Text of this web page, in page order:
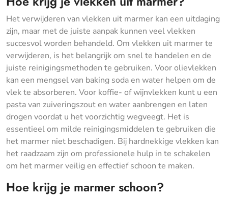
Het verwijderen van vlekken uit marmer kan een uitdaging
zijn, maar met de juiste aanpak kunnen veel vlekken
succesvol worden behandeld. Om vlekken uit marmer te
verwijderen, is het belangrijk om snel te handelen en de
juiste reinigingsmethoden te gebruiken. Voor olievlekken
kan een mengsel van baking soda en water helpen om de
vlek te absorberen. Voor koffie- of wijnvlekken kunt u een
pasta van zuiveringszout en water aanbrengen en laten
drogen voordat u het voorzichtig wegveegt. Het is
essentieel om milde reinigingsmiddelen te gebruiken die
het marmer niet beschadigen. Bij hardnekkige vlekken kan
het raadzaam zijn om professionele hulp in te schakelen
om het marmer veilig en effectief schoon te maken.
Hoe krijg je marmer schoon?